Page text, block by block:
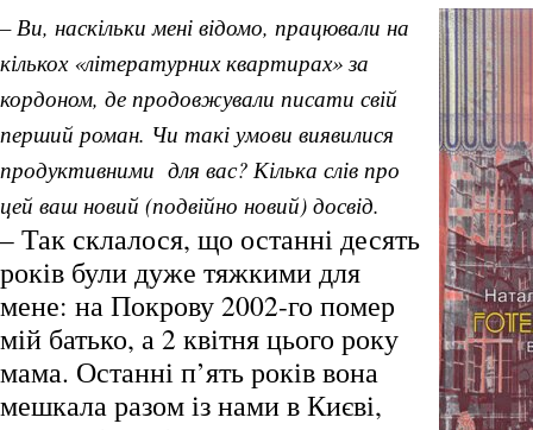
– Ви, наскільки мені відомо, працювали на
кількох «літературних квартирах» за
кордоном, де продовжували писати свій
перший роман. Чи такі умови виявилися
продуктивними для вас? Кілька слів про
цей ваш новий (подвійно новий) досвід.
– Так склалося, що останні десять
років були дуже тяжкими для
мене: на Покрову 2002-го помер
мій батько, а 2 квітня цього року
мама. Останні п’ять років вона
мешкала разом із нами в Києві,